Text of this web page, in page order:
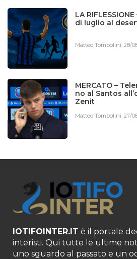
LA
di luglio al
Matteo Tombolini,28/
MERCATO –
no al Santos
Zenit
Matteo Tombolini,27/
IOTIFOINTER.IT è il portale
interisti. Qui tutte le ultime
uno sguardo al passato e un